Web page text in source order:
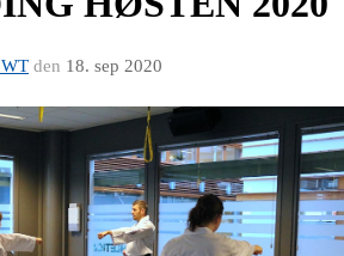
den 18. sep 2020